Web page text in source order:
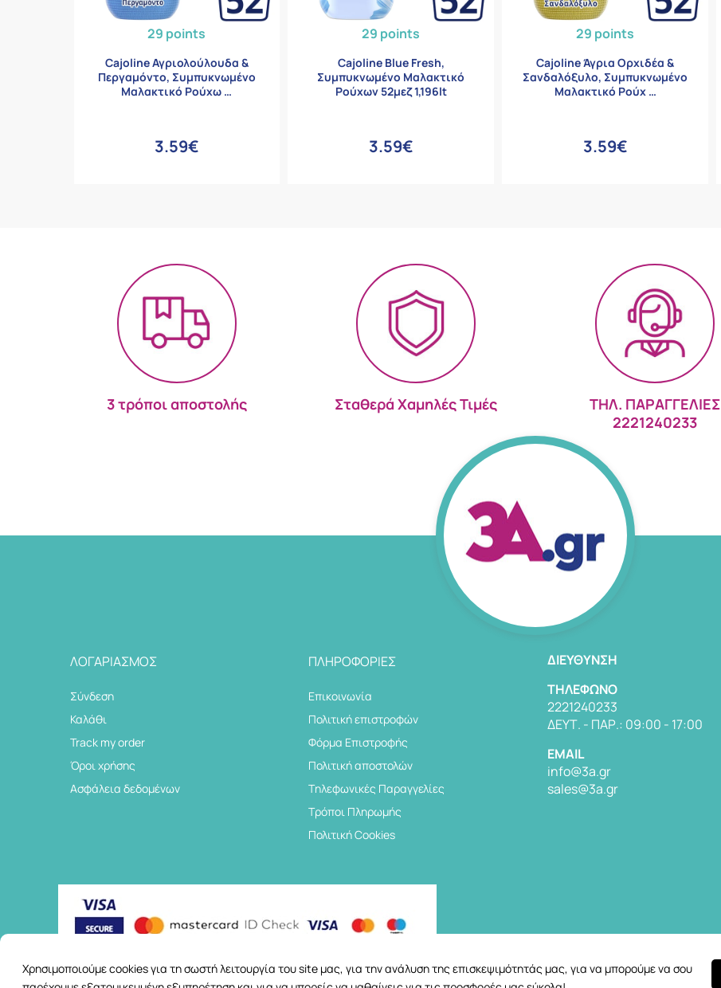
29 points
Cajoline Αγριολούλουδα &
Περγαμόντο, Συμπυκνωμένο
Μαλακτικό Ρούχω …
3.59€
29 points
Cajoline Blue Fresh,
Συμπυκνωμένο Μαλακτικό
Ρούχων 52μεζ 1,196lt
3.59€
29 points
Cajoline Άγρια Ορχιδέα &
Σανδαλόξυλο, Συμπυκνωμένο
Μαλακτικό Ρούχ …
3.59€
3 τρόποι αποστολής Σταθερά Χαμηλές Τιμές
ΤΗΛ. ΠΑΡΑΓΓΕΛΙΕΣ
2221240233
ΛΟΓΑΡΙΑΣΜΌΣ
Σύνδεση
Καλάθι
Track my order
Όροι χρήσης
Ασφάλεια δεδομένων
ΠΛΗΡΟΦΟΡΊΕΣ
Επικοινωνία
Πολιτική επιστροφών
Φόρμα Επιστροφής
Πολιτική αποστολών
Tηλεφωνικές Παραγγελίες
Τρόποι Πληρωμής
Πολιτική Cookies
ΔΙΕΎΘΥΝΣΗ
TΗΛΈΦΩΝΟ
2221240233
ΔΕΥΤ. - ΠΑΡ.: 09:00 - 17:00
EMAIL
info@3a.gr
sales@3a.gr
Χρησιμοποιούμε cookies για τη σωστή λειτουργία του site μας, για την ανάλυση της επισκεψιμότητάς μας, για να μπορούμε να σου